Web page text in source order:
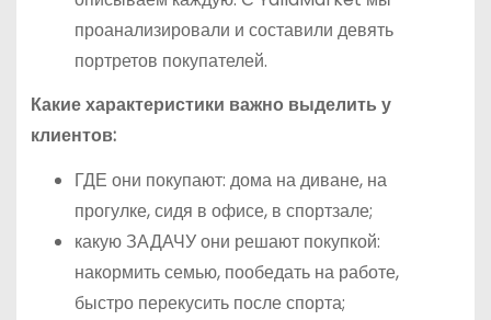
проанализировали и составили девять
портретов покупателей.
Какие характеристики важно выделить у
клиентов:
ГДЕ они покупают: дома на диване, на
прогулке, сидя в офисе, в спортзале;
какую ЗАДАЧУ они решают покупкой:
накормить семью, пообедать на работе,
быстро перекусить после спорта;